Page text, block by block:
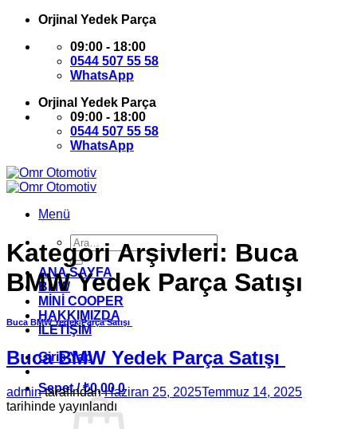
İçeriğeOrjinal Yedek Parça
09:00 - 18:00
0544 507 55 58
WhatsApp
Orjinal Yedek Parça
09:00 - 18:00
0544 507 55 58
WhatsApp
Menü
Ara:
ANA SAYFA
BMW
MİNİ COOPER
HAKKIMIZDA
İLETİŞİM
Giriş Yap
Sepet /₺0,00 0
Kategori Arşivleri: Buca
BMW Yedek Parça Satışı
Buca BMW Yedek Parça Satışı
Buca BMW Yedek Parça Satışı
admintarafından Haziran 25, 2025Temmuz 14, 2025
tarihinde yayınlandı